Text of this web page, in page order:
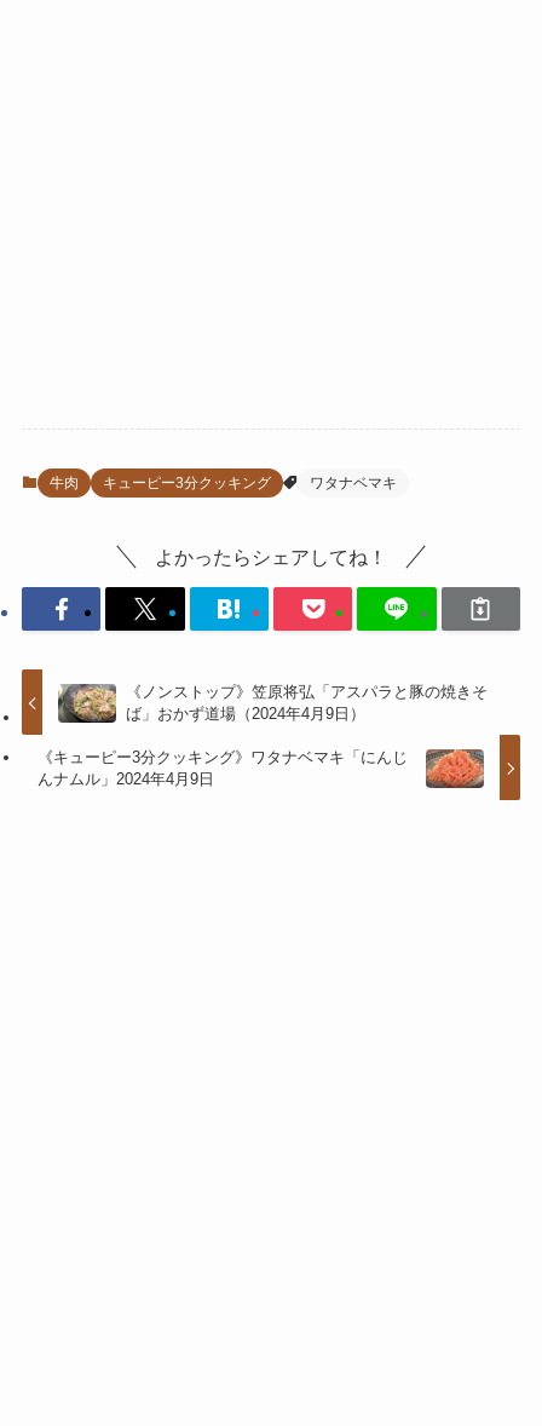
牛肉 キューピー3分クッキング ワタナベマキ
よかったらシェアしてね！
《ノンストップ》笠原将弘「アスパラと豚の焼きそ
ば」おかず道場（2024年4月9日）
《キューピー3分クッキング》ワタナベマキ「にんじ
んナムル」2024年4月9日